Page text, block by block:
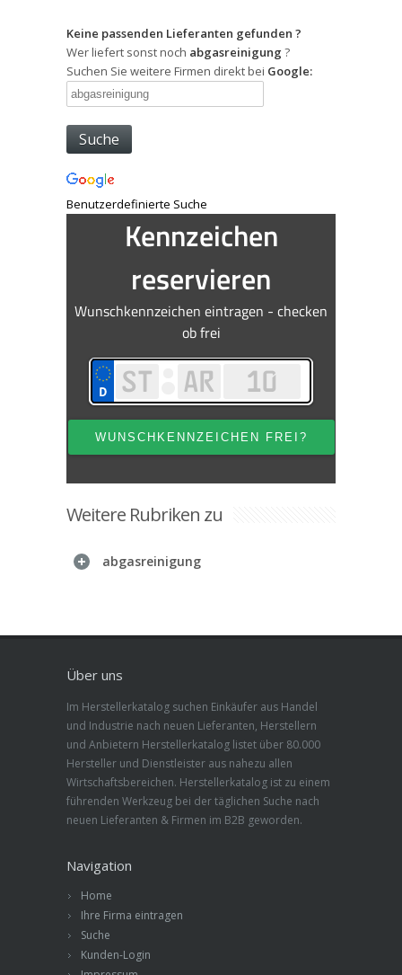
Keine passenden Lieferanten gefunden ?
Wer liefert sonst noch abgasreinigung ?
Suchen Sie weitere Firmen direkt bei Google:
Benutzerdefinierte Suche
Weitere Rubriken zu
abgasreinigung
Über uns
Im Herstellerkatalog suchen Einkäufer aus Handel
und Industrie nach neuen Lieferanten, Herstellern
und Anbietern Herstellerkatalog listet über 80.000
Hersteller und Dienstleister aus nahezu allen
Wirtschaftsbereichen. Herstellerkatalog ist zu einem
führenden Werkzeug bei der täglichen Suche nach
neuen Lieferanten & Firmen im B2B geworden.
Navigation
Home
Ihre Firma eintragen
Suche
Kunden-Login